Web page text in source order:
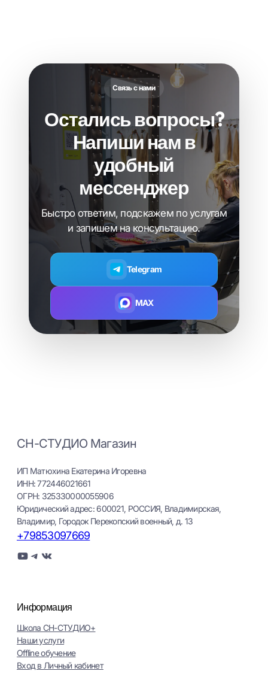
Связь с нами
Остались вопросы?
Напиши нам в
удобный
мессенджер
Быстро ответим, подскажем по услугам
и запишем на консультацию.
Telegram
MAX
СН-СТУДИО Магазин
ИП Матюхина Екатерина Игоревна
ИНН: 772446021661
ОГРН: 325330000055906
Юридический адрес: 600021, РОССИЯ, Владимирская,
Владимир, Городок Перекопский военный, д. 13
+79853097669
YouTube Telegram ВКонтакте
Информация
Школа СН-СТУДИО+
Наши услуги
Оffline обучение
Вход в Личный кабинет